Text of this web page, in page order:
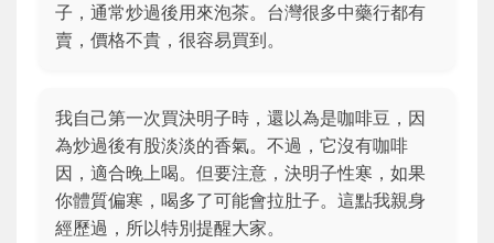
子，通常炒過後用來泡茶。台灣很多中藥行都有
賣，價格不貴，很容易買到。
我自己第一次買決明子時，還以為是咖啡豆，因
為炒過後有股淡淡的香氣。不過，它沒有咖啡
因，適合晚上喝。但要注意，決明子性寒，如果
你體質偏寒，喝多了可能會拉肚子。這點我親身
經歷過，所以特別提醒大家。